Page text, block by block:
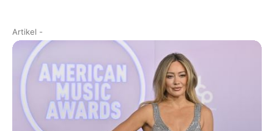
Artikel -